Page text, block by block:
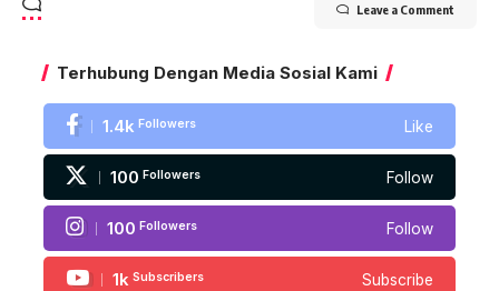
Leave a Comment
Terhubung Dengan Media Sosial Kami
1.4k Followers Like
100 Followers Follow
100 Followers Follow
1k Subscribers Subscribe